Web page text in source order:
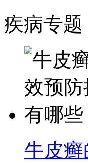
疾病专题
牛皮